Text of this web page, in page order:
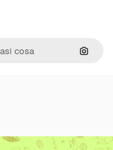
Cerca